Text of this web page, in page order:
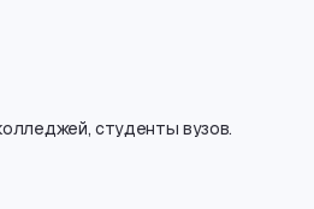
, студенты вузов.